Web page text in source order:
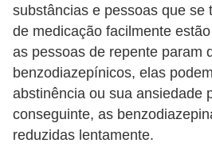
substâncias e pessoas que se
de medicação facilmente
as pessoas de repente param
benzodiazepínicos, elas
abstinência ou sua ansiedade
conseguinte, as
reduzidas lentamente.